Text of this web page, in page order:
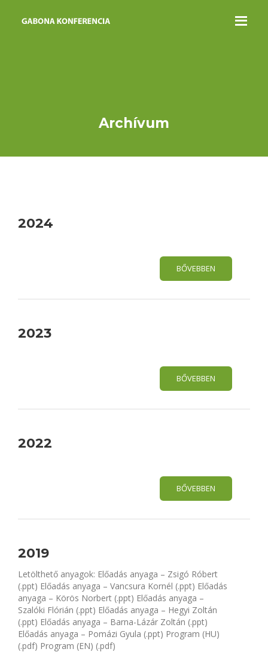
Archívum
2024
BŐVEBBEN
2023
BŐVEBBEN
2022
BŐVEBBEN
2019
Letölthető anyagok: Előadás anyaga – Zsigó Róbert
(.ppt) Előadás anyaga – Vancsura Kornél (.ppt) Előadás
anyaga – Körös Norbert (.ppt) Előadás anyaga –
Szalóki Flórián (.ppt) Előadás anyaga – Hegyi Zoltán
(.ppt) Előadás anyaga – Barna-Lázár Zoltán (.ppt)
Előadás anyaga – Pomázi Gyula (.ppt) Program (HU)
(.pdf) Program (EN) (.pdf)